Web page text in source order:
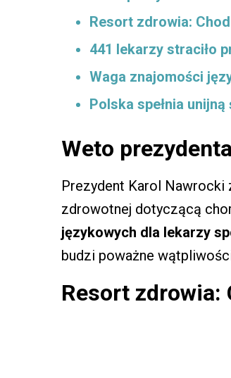
Resort zdrowia:
441 lekarzy straciło
Waga znajomości
Polska spełnia unijną
Weto prezydenta
Prezydent Karol Nawrocki
zdrowotnej dotyczącą
językowych dla lekarzy
budzi poważne
Resort zdrowia: